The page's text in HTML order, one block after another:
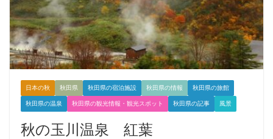
日本の秋 秋田県 秋田県の宿泊施設 秋田県の情報 秋田県の旅館
秋田県の温泉 秋田県の観光情報・観光スポット 秋田県の記事 風景
秋の玉川温泉 紅葉